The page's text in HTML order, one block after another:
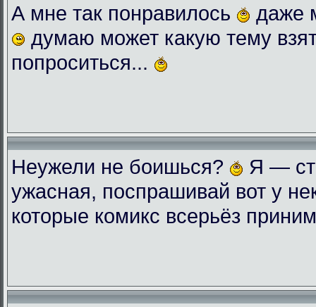
А мне так понравилось
даже
думаю может какую тему
попроситься...
Неужели не боишься?
Я —
ужасная, поспрашивай вот у
которые комикс всерьёз